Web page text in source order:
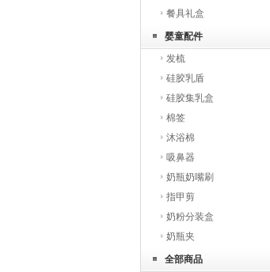
餐具礼盒
婴童配件
发梳
硅胶乳盾
硅胶集乳盒
棉签
沐浴棉
吸鼻器
奶瓶奶嘴刷
指甲剪
奶粉分装盒
奶瓶夹
全部商品